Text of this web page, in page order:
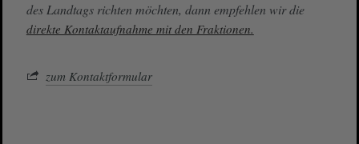
des Landtags richten möchten, dann empfehlen wir die
direkte Kontaktaufnahme mit den Fraktionen.
zum Kontaktformular